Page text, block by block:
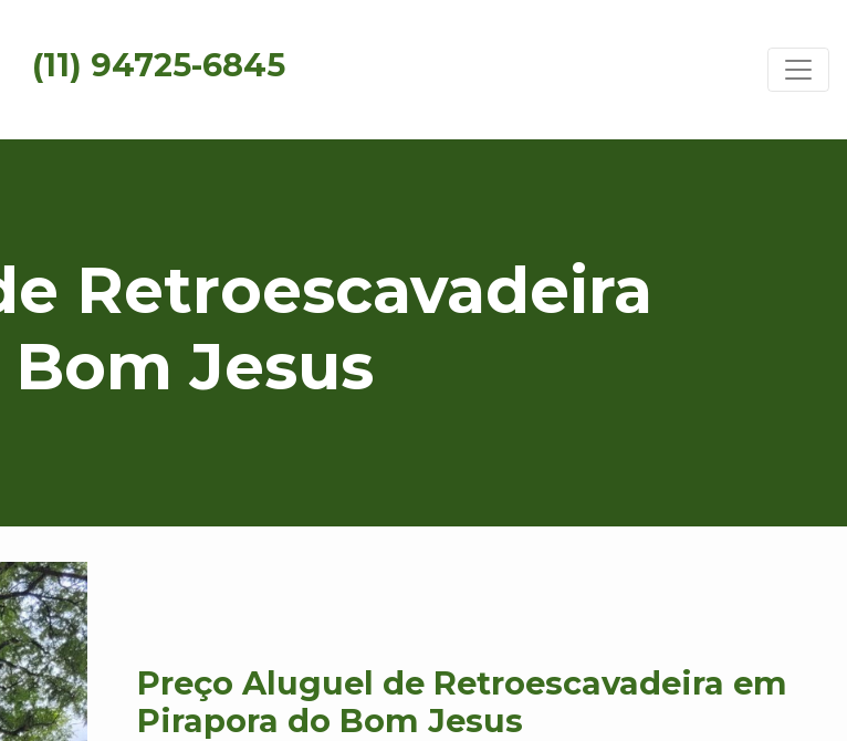
(11) 94725-6845
Retroescavadeira
Jesus
Preço Aluguel de Retroescavadeira em
Pirapora do Bom Jesus